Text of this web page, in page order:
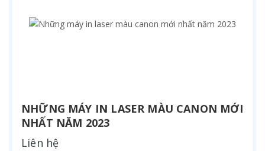
NHỮNG MÁY IN LASER MÀU CANON MỚI
NHẤT NĂM 2023
Liên hệ